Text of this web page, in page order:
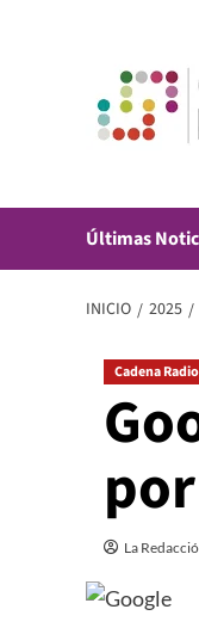
Últimas
INICIO 2025
Cadena Radio
La